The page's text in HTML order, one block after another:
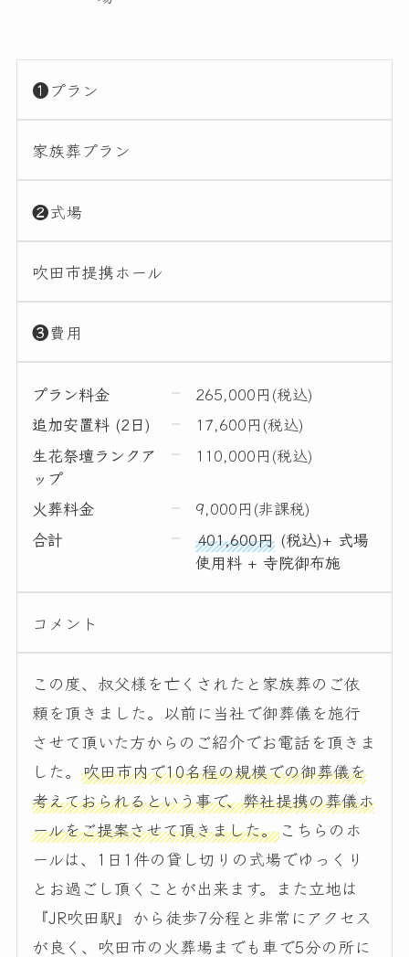
❶プラン
家族葬プラン
❷式場
吹田市提携ホール
❸費用
プラン料金
265,000円(税込)
追加安置料 (2日)
17,600円(税込)
生花祭壇ランクア
ップ
110,000円(税込)
火葬料金
9,000円(非課税)
合計
401,600円(税込)+ 式場
使用料 + 寺院御布施
コメント
この度、叔父様を亡くされたと家族葬のご依
頼を頂きました。以前に当社で御葬儀を施行
させて頂いた方からのご紹介でお電話を頂きま
した。吹田市内で10名程の規模での御葬儀を
考えておられるという事で、弊社提携の葬儀ホ
ールをご提案させて頂きました。 こちらのホ
ールは、1日1件の貸し切りの式場でゆっくり
とお過ごし頂くことが出来ます。また立地は
『JR吹田駅』から徒歩7分程と非常にアクセス
が良く、吹田市の火葬場までも車で5分の所に